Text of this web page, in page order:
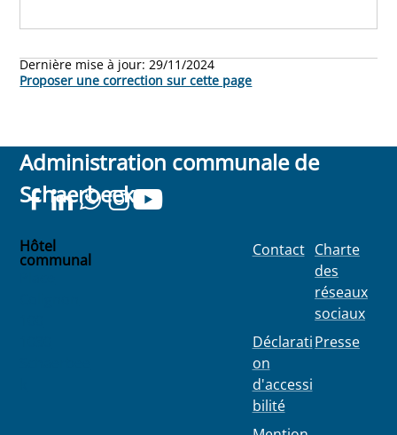
Dernière mise à jour:29/11/2024
Proposer une correction sur cette page
Administration communale de
Schaerbeek
Hôtel
communal
Contact
Déclarati
on
d'accessi
bilité
Charte
des
réseaux
sociaux
Presse